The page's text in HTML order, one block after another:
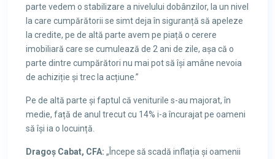
parte vedem o stabilizare a nivelului dobânzilor, la un nivel
la care cumpărătorii se simt deja în siguranță să apeleze
la credite, pe de altă parte avem pe piață o cerere
imobiliară care se cumulează de 2 ani de zile, așa că o
parte dintre cumpărători nu mai pot să își amâne nevoia
de achiziție și trec la acțiune.”
Pe de altă parte și faptul că veniturile s-au majorat, în
medie, față de anul trecut cu 14% i-a încurajat pe oameni
să își ia o locuință.
Dragoș Cabat, CFA: „Începe să scadă inflația și oamenii